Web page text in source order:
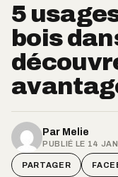
5
bois
Par Melie
PUBLIÉ LE 14
PARTAGER